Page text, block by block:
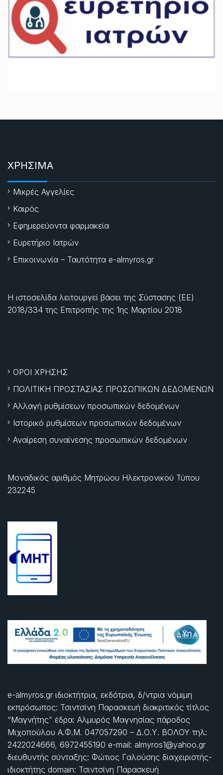
ΧΡΗΣΙΜΑ
Μικρές Αγγελίες
Καιρός
Εφημερεύοντα φαρμακεία
Ευρετήριο Ιατρών
Επικοινωνία – Ταυτότητα e-almyros.gr
Η ιστοσελίδα λειτουργεί βάσει της Σύστασης (ΕΕ)
2018/334 της Επιτροπής της 1ης Μαρτίου 2018
ΟΡΟΙ ΧΡΗΣΗΣ
ΠΟΛΙΤΙΚΗ ΠΡΟΣΤΑΣΙΑΣ ΠΡΟΣΩΠΙΚΩΝ ΔΕΔΟΜΕΝΩΝ
Αλλαγή ρυθμίσεων προσωπικών δεδομένων
Ιστορικό ρυθμίσεων προσωπικών δεδομένων
Αναίρεση συναίνεσης προσωπικών δεδομένων
Μοναδικός αριθμός Μητρώου Ηλεκτρονικού Τύπου
232245
e-almyros.gr ιδιοκτήτρια, εκδότρια, δ/ντρια νόμιμη
εκπρόσωπος: Τσιντσίνη Παρασκευή διακριτικός τίτλος
“Μαγνήτης” έδρα: Αλμυρός Μαγνησίας πάροδος
Μιχοπούλου Α.Φ.Μ. 047057290 – Δ.Ο.Υ. ΒΟΛΟΥ τηλ:
2422024666, 6972455190 e-mail: almyros1@yahoo.gr
διευθυντής σύνταξης: Φώτιος Γαλούσης διαχειριστής-
ιδιοκτήτης domain: Τσιντσίνη Παρασκευή